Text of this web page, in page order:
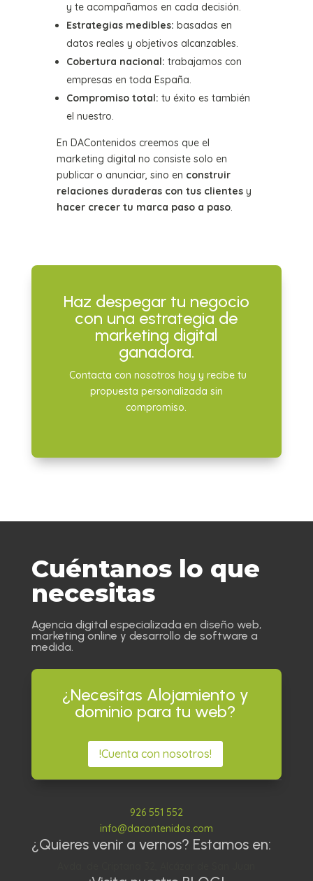
y te acompañamos en cada decisión.
Estrategias medibles: basadas en
datos reales y objetivos alcanzables.
Cobertura nacional: trabajamos con
empresas en toda España.
Compromiso total: tu éxito es también
el nuestro.
En DAContenidos creemos que el
marketing digital no consiste solo en
publicar o anunciar, sino en construir
relaciones duraderas con tus clientesy
hacer crecer tu marca paso a paso.
Haz despegar tu negocio
con una estrategia de
marketing digital
ganadora.
Contacta con nosotros hoy y recibe tu
propuesta personalizada sin
compromiso.
Cuéntanos lo que
necesitas
Agencia digital especializada en diseño web,
marketing online y desarrollo de software a
medida.
¿Necesitas Alojamiento y
dominio para tu web?
!Cuenta con nosotros!
926 551 552
info@dacontenidos.com
¿Quieres venir a vernos? Estamos en: